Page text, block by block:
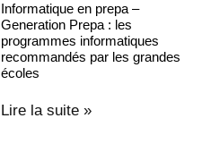
Informatique en prepa –
Generation Prepa : les
programmes informatiques
recommandés par les grandes
écoles
Lire la suite »